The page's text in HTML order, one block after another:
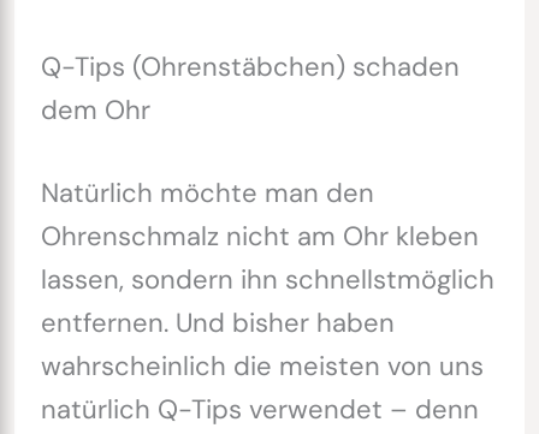
Q-Tips (Ohrenstäbchen) schaden
dem Ohr
Natürlich möchte man den
Ohrenschmalz nicht am Ohr kleben
lassen, sondern ihn schnellstmöglich
entfernen. Und bisher haben
wahrscheinlich die meisten von uns
natürlich Q-Tips verwendet – denn